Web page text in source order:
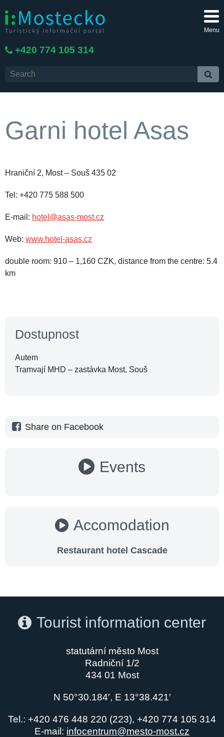
Menu
+420 774 105 314
Garni hotel Asas
Hraniční 2, Most – Souš 435 02
Tel: +420 775 588 500
E-mail: hotel@asas-most.cz
Web: www.hotel-asas.cz
double room: 910 – 1,160 CZK, distance from the centre: 5.4
km
Dostupnost
Autem
Tramvají MHD – zastávka Most, Souš
Share on Facebook
Events
Accomodation
Restaurant hotel Cascade
Tourist information center
statutární město Most
Radniční 1/2
434 01 Most
N 50°30.184′, E 13°38.421′
Tel.: +420 476 448 220 (223), +420 774 105 314
E-mail: infocentrum@mesto-most.cz